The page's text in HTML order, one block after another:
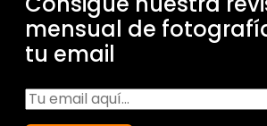
mensual de
tu email